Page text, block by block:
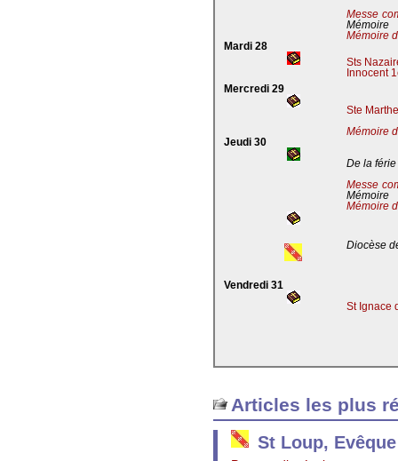
Messe
Mémoire
Mémoire
Mardi 28
Sts
Innocent
Mercredi 29
Ste
Mémoire
Jeudi 30
De la férie
Messe
Mémoire
Mémoire
Diocèse
Vendredi 31
St Ignace
Articles les plus
St Loup,